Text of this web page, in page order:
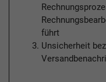
führt
Unsicherheit